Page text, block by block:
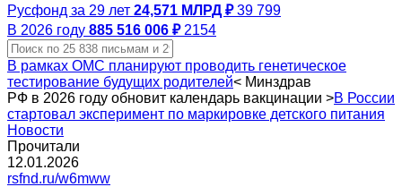
Русфонд за 29 лет 24,571 МЛРД ₽ 39 799
В 2026 году 885 516 006 ₽ 2154
В рамках ОМС планируют проводить генетическое
тестирование будущих родителей< Минздрав
РФ в 2026 году обновит календарь вакцинации >В России
стартовал эксперимент по маркировке детского питания
Новости
Прочитали
12.01.2026
rsfnd.ru/w6mww